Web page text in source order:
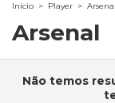
Início > Player > Arsenal
Arsenal
Não temos